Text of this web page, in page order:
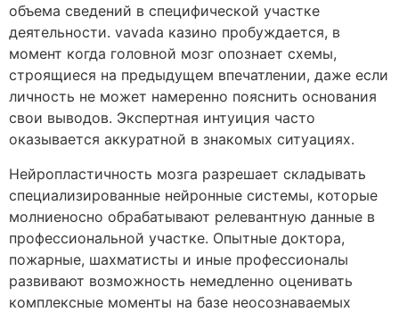
объема сведений в специфической участке
деятельности. vavada казино пробуждается, в
момент когда головной мозг опознает схемы,
строящиеся на предыдущем впечатлении, даже если
личность не может намеренно пояснить основания
свои выводов. Экспертная интуиция часто
оказывается аккуратной в знакомых ситуациях.
Нейропластичность мозга разрешает складывать
специализированные нейронные системы, которые
молниеносно обрабатывают релевантную данные в
профессиональной участке. Опытные доктора,
пожарные, шахматисты и иные профессионалы
развивают возможность немедленно оценивать
комплексные моменты на базе неосознаваемых